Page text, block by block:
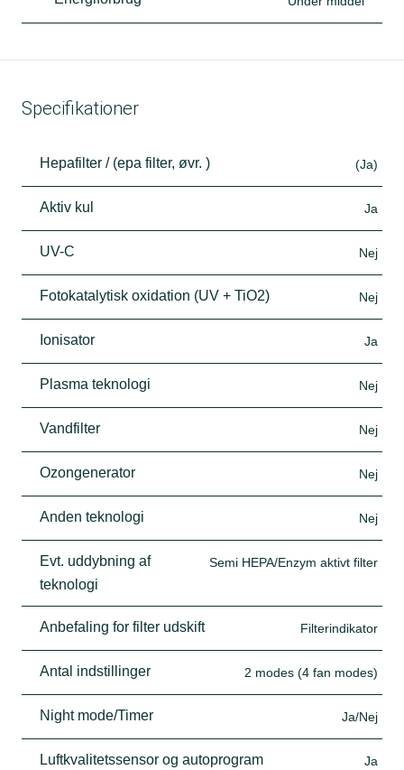
Specifikationer
Hepafilter / (epa filter, øvr. ) (Ja)
Aktiv kul Ja
UV-C Nej
Fotokatalytisk oxidation (UV + TiO2) Nej
Ionisator Ja
Plasma teknologi Nej
Vandfilter Nej
Ozongenerator Nej
Anden teknologi Nej
Evt. uddybning af
teknologi
Semi HEPA/Enzym aktivt filter
Anbefaling for filter udskift Filterindikator
Antal indstillinger 2 modes (4 fan modes)
Night mode/Timer Ja/Nej
Luftkvalitetssensor og autoprogram Ja